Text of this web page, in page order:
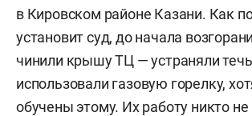
в Кировском районе Казани. Как
установит суд, до начала
чинили крышу ТЦ — устраняли
использовали газовую горелку,
обучены этому. Их работу никто не